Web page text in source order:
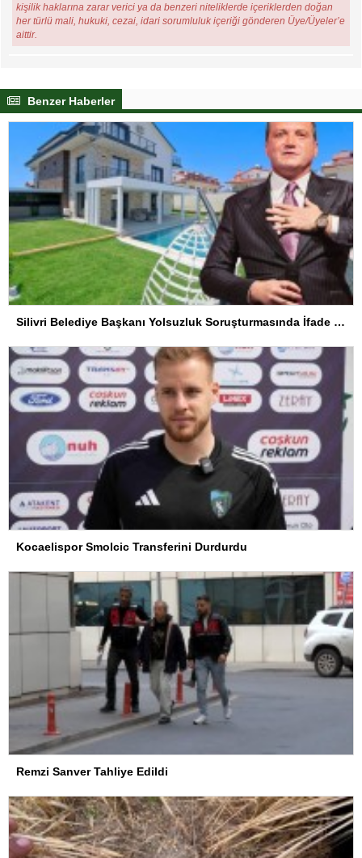
kişilik haklarına zarar verici ya da benzeri niteliklerde içeriklerden doğan
her türlü mali, hukuki, cezai, idari sorumluluk içeriği gönderen Üye/Üyeler’e
aittir.
Benzer Haberler
Silivri Belediye Başkanı Yolsuzluk Soruşturmasında İfade Verdi
Kocaelispor Smolcic Transferini Durdurdu
Remzi Sanver Tahliye Edildi